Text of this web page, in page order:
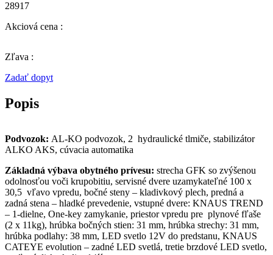
28917
Akciová cena :
Zľava :
Zadať dopyt
Popis
Podvozok: AL-KO podvozok, 2 hydraulické tlmiče, stabilizátor
ALKO AKS, cúvacia automatika
Základná výbava obytného prívesu: strecha GFK so zvýšenou
odolnosťou voči krupobitiu, servisné dvere uzamykateľné 100 x
30,5 vľavo vpredu, bočné steny – kladivkový plech, predná a
zadná stena – hladké prevedenie, vstupné dvere: KNAUS TREND
– 1-dielne, One-key zamykanie, priestor vpredu pre plynové fľaše
(2 x 11kg), hrúbka bočných stien: 31 mm, hrúbka strechy: 31 mm,
hrúbka podlahy: 38 mm, LED svetlo 12V do predstanu, KNAUS
CATEYE evolution – zadné LED svetlá, tretie brzdové LED svetlo,